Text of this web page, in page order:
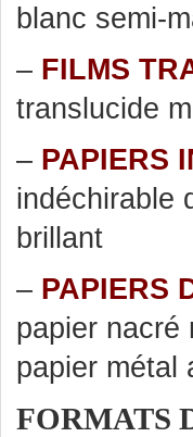
blanc semi-
– FILMS
translucide
– PAPIERS
indéchirable
brillant
– PAPIERS
papier nacré
papier métal
FORMATS